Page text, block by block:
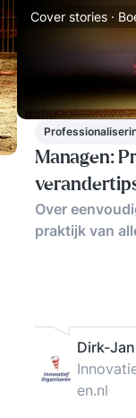
Cover stories ·
Managen:
Over
praktijk van
Dirk-
en.nl